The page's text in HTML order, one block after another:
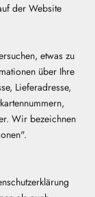
der Website
etwas zu
über Ihre
Lieferadresse,
Wir bezeichnen